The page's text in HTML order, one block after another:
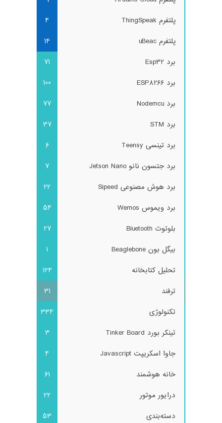
پلتفرم ThingSpeak
4
پلتفرم uBeac
14
برد Esp32
71
برد ESP8266
100
برد Nodemcu
77
برد STM
37
برد تینسی Teensy
6
برد جتسون نانو Jetson Nano
7
برد هوش مصنوعی Sipeed
22
برد ویموس Wemos
54
بلوتوث Bluetooth
27
بیگل بون Beaglebone
1
تحلیل کتابخانه
124
ترفند
31
تکنولوژی
334
تینکر بورد Tinker Board
3
جاوا اسکریپت Javascript
4
خانه هوشمند
61
درایور موتور
22
دسته‌بندی
53